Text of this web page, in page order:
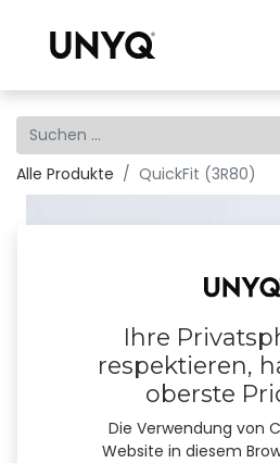
Alle Produkte QuickFit (3R80)
Ihre
respektieren,
oberste
Die Verwendung von
Website in diesem